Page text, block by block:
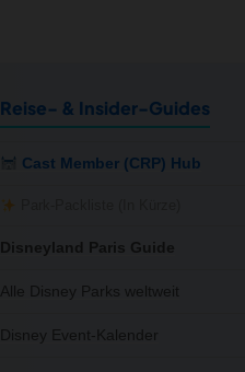
Reise- & Insider-Guides
Cast Member (CRP) Hub
Disneyland Paris Guide
Alle Disney Parks weltweit
Disney Event-Kalender